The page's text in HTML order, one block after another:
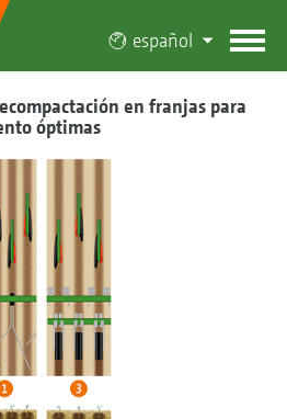
español
en franjas para
óptimas